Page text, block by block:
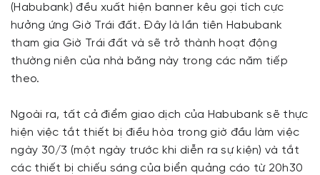
(Habubank) đều xuất hiện banner kêu gọi tích cực
hưởng ứng Giờ Trái đất. Đây là lần tiên Habubank
tham gia Giờ Trái đất và sẽ trở thành hoạt động
thường niên của nhà băng này trong các năm tiếp
theo.
Ngoài ra, tất cả điểm giao dịch của Habubank sẽ thực
hiện việc tắt thiết bị điều hòa trong giờ đầu làm việc
ngày 30/3 (một ngày trước khi diễn ra sự kiện) và tắt
các thiết bị chiếu sáng của biển quảng cáo từ 20h30